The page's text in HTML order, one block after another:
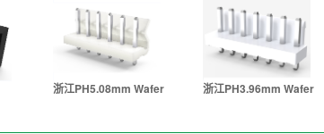
浙江PH5.08mm Wafer 浙江PH3.96mm Wafer